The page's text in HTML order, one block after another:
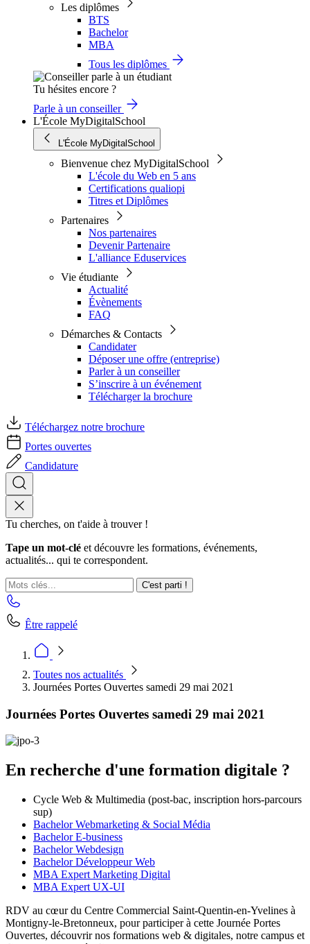
Les diplômes
BTS
Bachelor
MBA
Tous les diplômes
Tu hésites encore ?
Parle à un conseiller
L'École MyDigitalSchool
L'École MyDigitalSchool
Bienvenue chez MyDigitalSchool
L'école du Web en 5 ans
Certifications qualiopi
Titres et Diplômes
Partenaires
Nos partenaires
Devenir Partenaire
L'alliance Eduservices
Vie étudiante
Actualité
Évènements
FAQ
Démarches & Contacts
Candidater
Déposer une offre (entreprise)
Parler à un conseiller
S’inscrire à un événement
Télécharger la brochure
Téléchargez notre brochure
Portes ouvertes
Candidature
Tu cherches, on t'aide à trouver !
Tape un mot-clé et découvre les formations, événements,
actualités... qui te correspondent.
C'est parti !
Être rappelé
Toutes nos actualités
Journées Portes Ouvertes samedi 29 mai 2021
Journées Portes Ouvertes samedi 29 mai 2021
En recherche d'une formation digitale ?
Cycle Web & Multimedia (post-bac, inscription hors-parcours
sup)
Bachelor Webmarketing & Social Média
Bachelor E-business
Bachelor Webdesign
Bachelor Développeur Web
MBA Expert Marketing Digital
MBA Expert UX-UI
RDV au cœur du Centre Commercial Saint-Quentin-en-Yvelines à
Montigny-le-Bretonneux, pour participer à cette Journée Portes
Ouvertes, découvrir nos formations web & digitales, notre campus et